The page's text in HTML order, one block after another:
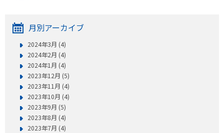
月別アーカイブ
2024年3月 (4)
2024年2月 (4)
2024年1月 (4)
2023年12月 (5)
2023年11月 (4)
2023年10月 (4)
2023年9月 (5)
2023年8月 (4)
2023年7月 (4)